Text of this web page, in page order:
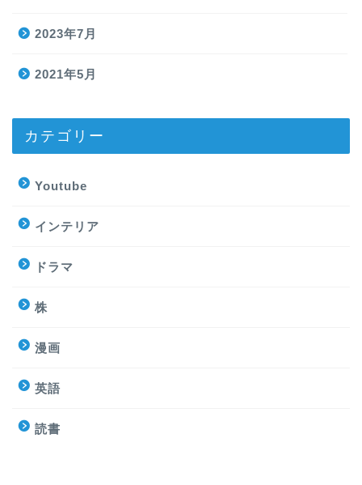
2023年7月
2021年5月
カテゴリー
Youtube
インテリア
ドラマ
株
漫画
英語
読書